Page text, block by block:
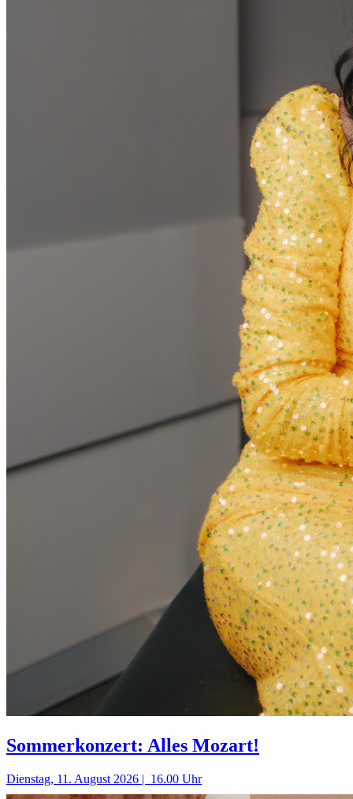
Sommerkonzert: Alles Mozart!
Dienstag, 11. August 2026 | 16.00 Uhr